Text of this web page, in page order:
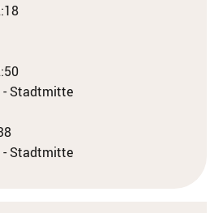
Stadtmitte
Stadtmitte